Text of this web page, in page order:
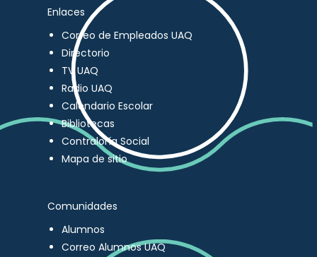
Enlaces
Correo de Empleados UAQ
Directorio
TV UAQ
Radio UAQ
Calendario Escolar
Bibliotecas
Contraloría Social
Mapa de sitio
Comunidades
Alumnos
Correo Alumnos UAQ